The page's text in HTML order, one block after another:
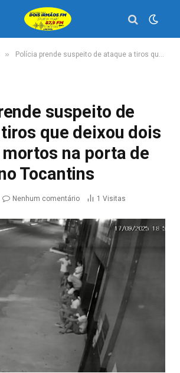
» Polícia prende suspeito de ataque a tiros que deixou dois detentos mortos na porta de presídio no Tocantins
suspeito de
que deixou dois
na porta de
Tocantins
Nenhum comentário 1 Visitas